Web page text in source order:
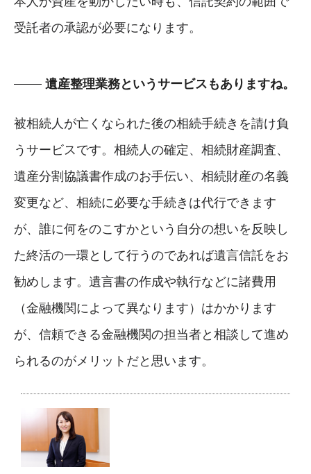
受託者の承認が必要になります。
遺産整理業務というサービスもありますね。
被相続人が亡くなられた後の相続手続きを請け負
うサービスです。相続人の確定、相続財産調査、
遺産分割協議書作成のお手伝い、相続財産の名義
変更など、相続に必要な手続きは代行できます
が、誰に何をのこすかという自分の想いを反映し
た終活の一環として行うのであれば遺言信託をお
勧めします。遺言書の作成や執行などに諸費用
（金融機関によって異なります）はかかります
が、信頼できる金融機関の担当者と相談して進め
られるのがメリットだと思います。